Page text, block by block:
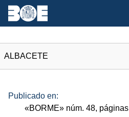
ALBACETE
Publicado en:
«BORME» núm. 48,